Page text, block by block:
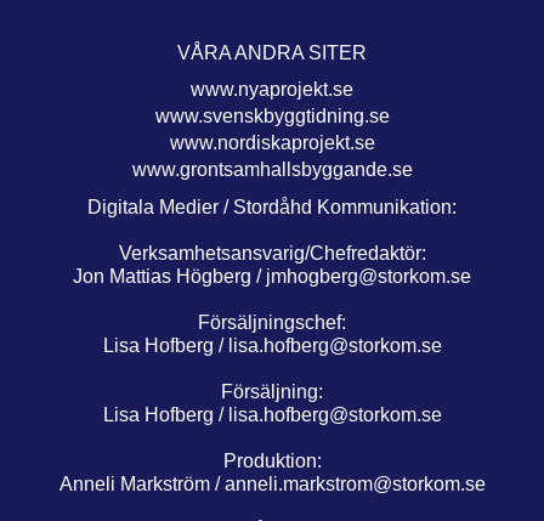
VÅRA ANDRA SITER
www.nyaprojekt.se
www.svenskbyggtidning.se
www.nordiskaprojekt.se
www.grontsamhallsbyggande.se
Digitala Medier / Stordåhd Kommunikation:
Verksamhetsansvarig/Chefredaktör:
Jon Mattias Högberg / jmhogberg@storkom.se
Försäljningschef:
Lisa Hofberg / lisa.hofberg@storkom.se
Försäljning:
Lisa Hofberg / lisa.hofberg@storkom.se
Produktion:
Anneli Markström /anneli.markstrom@storkom.se